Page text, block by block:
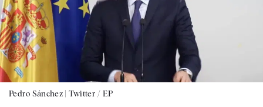
Pedro Sánchez | Twitter / EP